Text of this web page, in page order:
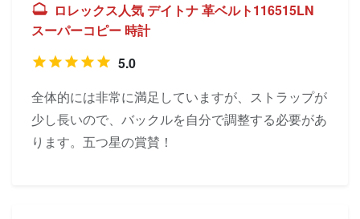
ロレックス人気 デイトナ 革ベルト116515LN
スーパーコピー 時計
5.0
全体的には非常に満足していますが、ストラップが
少し長いので、バックルを自分で調整する必要があ
ります。五つ星の賞賛！